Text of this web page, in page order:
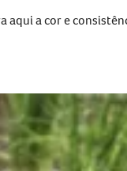
aqui a cor e